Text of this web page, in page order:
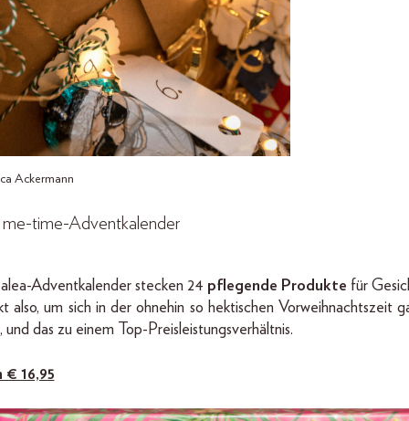
Ackermann
time-Adventkalender
Adventkalender stecken 24 pflegende Produkte für
also, um sich in der ohnehin so hektischen Vorweihnachtszeit
und das zu einem Top-Preisleistungsverhältnis.
€ 16,95